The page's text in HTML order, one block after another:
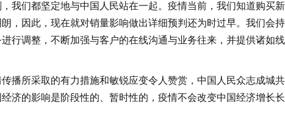
我们都坚定地与中国人民站在一起。疫情当前，我们知道购买
，因此，现在就对销量影响做出详细预判还为时过早。我们会
行调整，不断加强与客户的在线沟通与业务往来，并提供诸如
所采取的有力措施和敏锐应变令人赞赏，中国人民众志成城
济的影响是阶段性的、暂时性的，疫情不会改变中国经济增长